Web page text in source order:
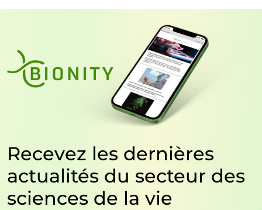
Recevez les dernières
actualités du secteur des
sciences de la vie